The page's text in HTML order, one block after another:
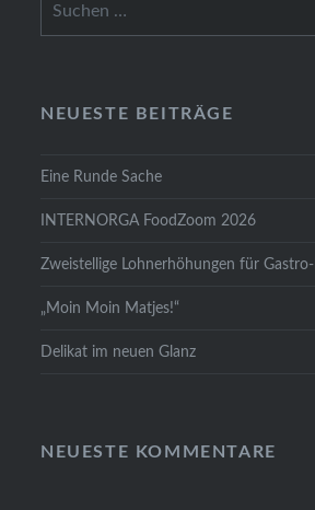
NEUESTE BEITRÄGE
Eine Runde Sache
INTERNORGA FoodZoom 2026
Zweistellige Lohnerhöhungen für
„Moin Moin Matjes!“
Delikat im neuen Glanz
NEUESTE KOMMENTARE